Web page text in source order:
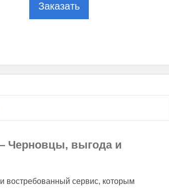
Заказать
Черновцы, выгода и
востребованный сервис, которым